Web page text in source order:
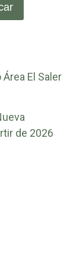
El Saler
de 2026